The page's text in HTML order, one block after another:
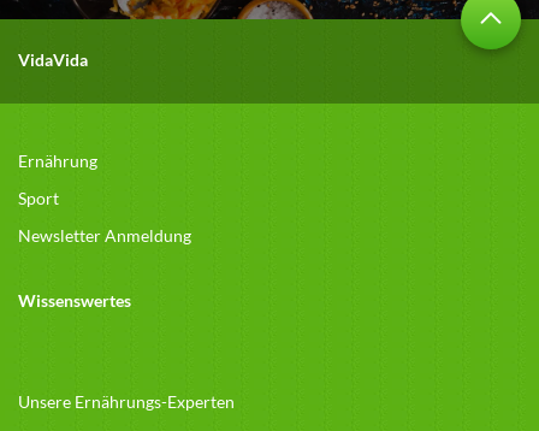
VidaVida
Ernährung
Sport
Newsletter Anmeldung
Wissenswertes
Unsere Ernährungs-Experten